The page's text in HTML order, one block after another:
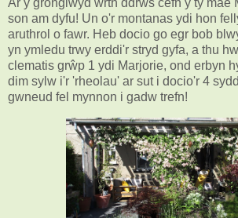
Ar y gronglwyd wrth ddrws cefn y tŷ mae
son am dyfu! Un o'r montanas ydi hon
aruthrol o fawr. Heb docio go egr bob
yn ymledu trwy erddi'r stryd gyfa, a thu
clematis grŵp 1 ydi Marjorie, ond erbyn
dim sylw i'r 'rheolau' ar sut i docio'r 4
gwneud fel mynnon i gadw trefn!